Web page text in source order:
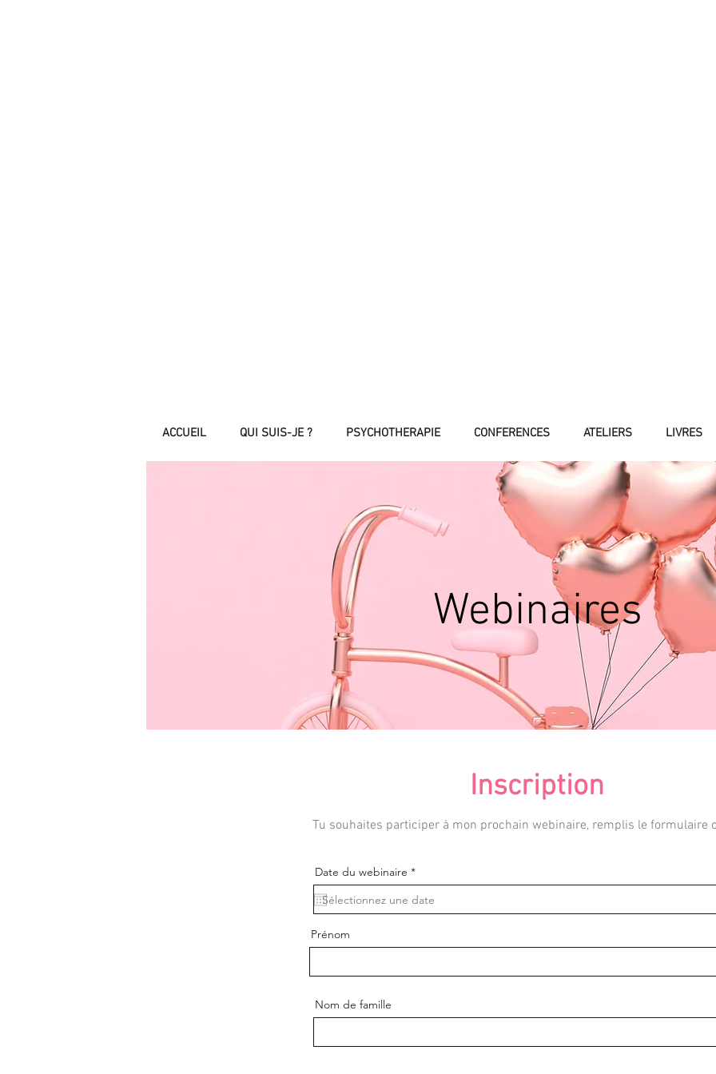
ACCUEIL QUI SUIS-JE ? PSYCHOTHERAPIE CONFERENCES ATELIERS LIVRES
Webinaires
Inscription
Tu souhaites participer à mon prochain webinaire, remplis le formulaire
Date du webinaire *r
e
q
u
i
d
Prénom
Nom de famille